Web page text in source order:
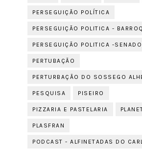
PERSEGUIÇÃO POLÍTICA
PERSEGUIÇÃO POLITICA -
PERSEGUIÇÃO POLITICA -
PERTUBAÇÃO
PERTURBAÇÃO DO SOSSEGO
PESQUISA PISEIRO
PIZZARIA E PASTELARIA
PLASFRAN
PODCAST - ALFINETADAS DO